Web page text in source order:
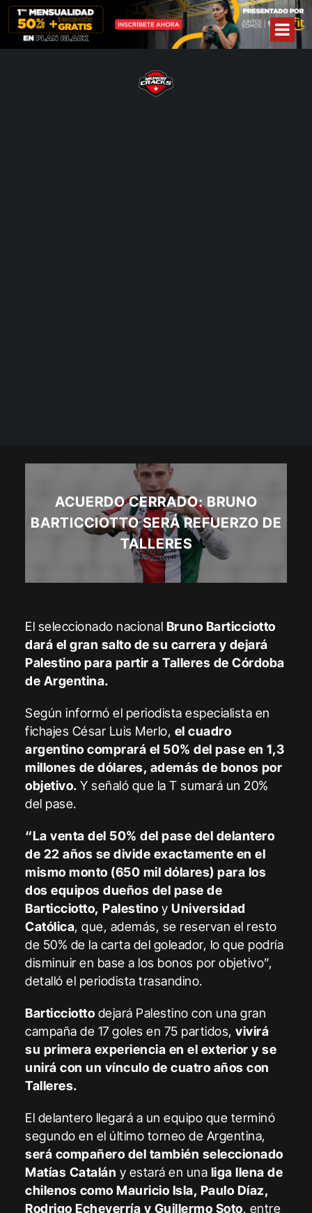
ACUERDO CERRADO: BRUNO
BARTICCIOTTO SERÁ REFUERZO DE
TALLERES
El seleccionado nacional Bruno Barticciotto
dará el gran salto de su carrera y dejará
Palestino para partir a Talleres de Córdoba
de Argentina.
Según informó el periodista especialista en
fichajes César Luis Merlo, el cuadro
argentino comprará el 50% del pase en 1,3
millones de dólares, además de bonos por
objetivo. Y señaló que la T sumará un 20%
del pase.
“La venta del 50% del pase del delantero
de 22 años se divide exactamente en el
mismo monto (650 mil dólares) para los
dos equipos dueños del pase de
Barticciotto, Palestino yUniversidad
Católica, que, además, se reservan el resto
de 50% de la carta del goleador, lo que podría
disminuir en base a los bonos por objetivo”,
detalló el periodista trasandino.
Barticciotto dejará Palestino con una gran
campaña de 17 goles en 75 partidos,vivirá
su primera experiencia en el exterior y se
unirá con un vínculo de cuatro años con
Talleres.
El delantero llegará a un equipo que terminó
segundo en el último torneo de Argentina,
será compañero del también seleccionado
Matías Catalán y estará en una liga llena de
chilenos como Mauricio Isla, Paulo Díaz,
Rodrigo Echeverría y Guillermo Soto, entre